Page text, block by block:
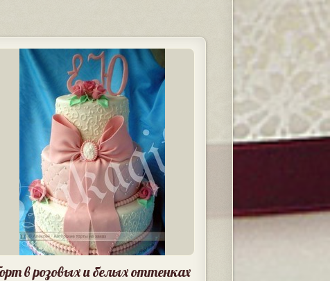
в розовых и белых оттенках